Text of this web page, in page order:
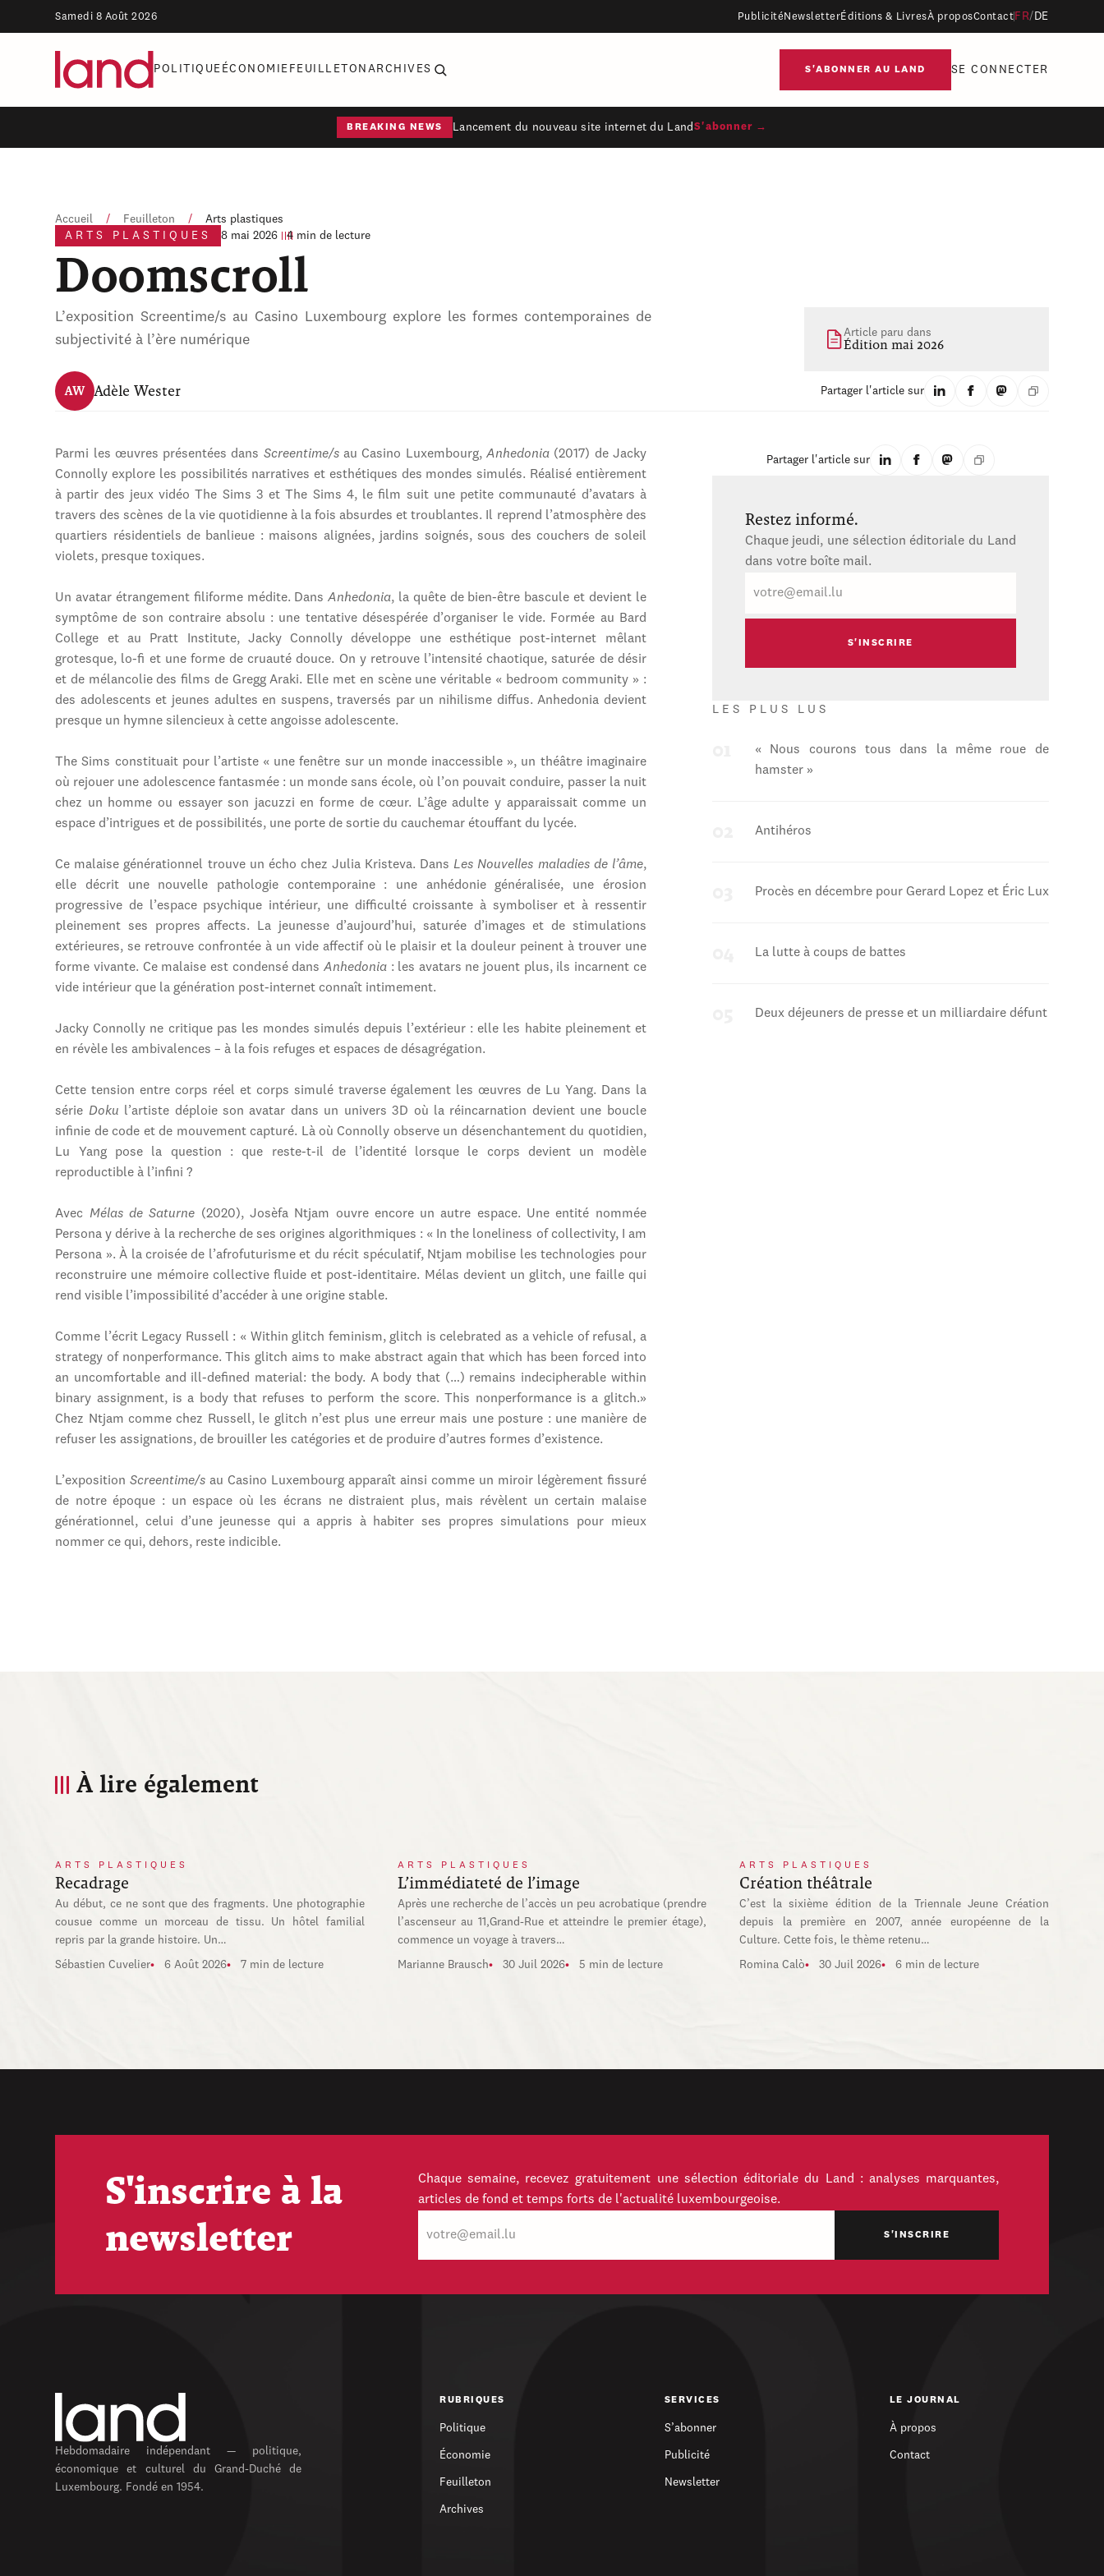
Samedi 8 Août 2026 Publicité NewsletterÉditions & LivresÀ proposContact FR/ DE
POLITIQUE ÉCONOMIE FEUILLETON ARCHIVES S'ABONNER AU LAND SE CONNECTER
BREAKING NEWS Lancement du nouveau site internet du Land S'abonner →
Accueil / Feuilleton /
Arts plastiques
ARTS PLASTIQUES
8 mai 2026 4 min de lecture
Doomscroll
L’exposition Screentime/s au Casino Luxembourg explore les formes contemporaines de
subjectivité à l’ère numérique
Article paru dans
Édition mai 2026
AW Adèle Wester Partager l'article sur
Parmi les œuvres présentées dans Screentime/sau Casino Luxembourg, Anhedonia(2017) de Jacky
Connolly explore les possibilités narratives et esthétiques des mondes simulés. Réalisé entièrement
à partir des jeux vidéo The Sims 3 et The Sims 4, le film suit une petite communauté d’avatars à
travers des scènes de la vie quotidienne à la fois absurdes et troublantes. Il reprend l’atmosphère des
quartiers résidentiels de banlieue : maisons alignées, jardins soignés, sous des couchers de soleil
violets, presque toxiques.
Un avatar étrangement filiforme médite. DansAnhedonia, la quête de bien-être bascule et devient le
symptôme de son contraire absolu : une tentative désespérée d’organiser le vide. Formée au Bard
College et au Pratt Institute, Jacky Connolly développe une esthétique post-internet mêlant
grotesque, lo-fi et une forme de cruauté douce. On y retrouve l’intensité chaotique, saturée de désir
et de mélancolie des films de Gregg Araki. Elle met en scène une véritable « bedroom community » :
des adolescents et jeunes adultes en suspens, traversés par un nihilisme diffus. Anhedonia devient
presque un hymne silencieux à cette angoisse adolescente.
The Sims constituait pour l’artiste « une fenêtre sur un monde inaccessible », un théâtre imaginaire
où rejouer une adolescence fantasmée : un monde sans école, où l’on pouvait conduire, passer la nuit
chez un homme ou essayer son jacuzzi en forme de cœur. L’âge adulte y apparaissait comme un
espace d’intrigues et de possibilités, une porte de sortie du cauchemar étouffant du lycée.
Ce malaise générationnel trouve un écho chez Julia Kristeva. Dans Les Nouvelles maladies de l’âme,
elle décrit une nouvelle pathologie contemporaine : une anhédonie généralisée, une érosion
progressive de l’espace psychique intérieur, une difficulté croissante à symboliser et à ressentir
pleinement ses propres affects. La jeunesse d’aujourd’hui, saturée d’images et de stimulations
extérieures, se retrouve confrontée à un vide affectif où le plaisir et la douleur peinent à trouver une
forme vivante. Ce malaise est condensé dans Anhedonia: les avatars ne jouent plus, ils incarnent ce
vide intérieur que la génération post-internet connaît intimement.
Jacky Connolly ne critique pas les mondes simulés depuis l’extérieur : elle les habite pleinement et
en révèle les ambivalences – à la fois refuges et espaces de désagrégation.
Cette tension entre corps réel et corps simulé traverse également les œuvres de Lu Yang. Dans la
série Doku l’artiste déploie son avatar dans un univers 3D où la réincarnation devient une boucle
infinie de code et de mouvement capturé. Là où Connolly observe un désenchantement du quotidien,
Lu Yang pose la question : que reste-t-il de l’identité lorsque le corps devient un modèle
reproductible à l’infini ?
Avec Mélas de Saturne (2020), Josèfa Ntjam ouvre encore un autre espace. Une entité nommée
Persona y dérive à la recherche de ses origines algorithmiques : « In the loneliness of collectivity, I am
Persona ». À la croisée de l’afrofuturisme et du récit spéculatif, Ntjam mobilise les technologies pour
reconstruire une mémoire collective fluide et post-identitaire. Mélas devient un glitch, une faille qui
rend visible l’impossibilité d’accéder à une origine stable.
Comme l’écrit Legacy Russell : « Within glitch feminism, glitch is celebrated as a vehicle of refusal, a
strategy of nonperformance. This glitch aims to make abstract again that which has been forced into
an uncomfortable and ill-defined material: the body. A body that (…) remains indecipherable within
binary assignment, is a body that refuses to perform the score. This nonperformance is a glitch.»
Chez Ntjam comme chez Russell, le glitch n’est plus une erreur mais une posture : une manière de
refuser les assignations, de brouiller les catégories et de produire d’autres formes d’existence.
L’expositionScreentime/s au Casino Luxembourg apparaît ainsi comme un miroir légèrement fissuré
de notre époque : un espace où les écrans ne distraient plus, mais révèlent un certain malaise
générationnel, celui d’une jeunesse qui a appris à habiter ses propres simulations pour mieux
nommer ce qui, dehors, reste indicible.
Partager l'article sur
Restez informé.
Chaque jeudi, une sélection éditoriale du Land
dans votre boîte mail.
mail
LES PLUS LUS
« Nous courons tous dans la même roue de
hamster »
Antihéros
Procès en décembre pour Gerard Lopez et Éric Lux
La lutte à coups de battes
Deux déjeuners de presse et un milliardaire défunt
À lire également
ARTS PLASTIQUES
Recadrage
Au début, ce ne sont que des fragments. Une photographie
cousue comme un morceau de tissu. Un hôtel familial
repris par la grande histoire. Un…
Sébastien Cuvelier 6 Août 2026 7 min de lecture
ARTS PLASTIQUES
L’immédiateté de l’image
Après une recherche de l’accès un peu acrobatique (prendre
l’ascenseur au 11,Grand-Rue et atteindre le premier étage),
commence un voyage à travers…
Marianne Brausch 30 Juil 2026 5 min de lecture
ARTS PLASTIQUES
Création théâtrale
C’est la sixième édition de la Triennale Jeune Création
depuis la première en 2007, année européenne de la
Culture. Cette fois, le thème retenu…
Romina Calò 30 Juil 2026 6 min de lecture
S'inscrire à la
newsletter
Chaque semaine, recevez gratuitement une sélection éditoriale du Land : analyses marquantes,
articles de fond et temps forts de l'actualité luxembourgeoise.
mail
Hebdomadaire indépendant — politique,
économique et culturel du Grand-Duché de
Luxembourg. Fondé en 1954.
RUBRIQUES
Politique
Économie
Feuilleton
Archives
SERVICES
S’abonner
Publicité
Newsletter
LE JOURNAL
À propos
Contact